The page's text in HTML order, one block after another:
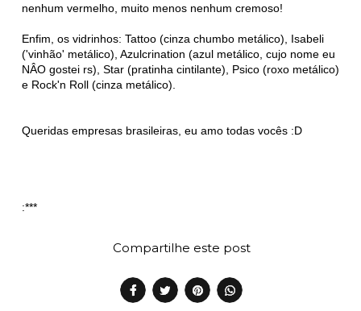
nenhum vermelho, muito menos nenhum cremoso!
Enfim, os vidrinhos: Tattoo (cinza chumbo metálico), Isabeli
('vinhão' metálico), Azulcrination (azul metálico, cujo nome eu
NÂO gostei rs), Star (pratinha cintilante), Psico (roxo metálico)
e Rock'n Roll (cinza metálico).
Queridas empresas brasileiras, eu amo todas vocês :D
:***
Compartilhe este post